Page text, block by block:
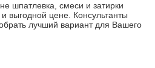
шпатлевка, смеси и затирки
выгодной цене. Консультанты
лучший вариант для Вашего